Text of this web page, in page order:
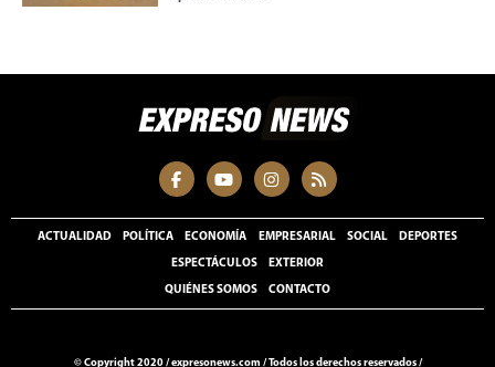
ACTUALIDAD POLÍTICA ECONOMÍA EMPRESARIAL SOCIAL DEPORTES
ESPECTÁCULOS EXTERIOR
QUIÉNES SOMOS CONTACTO
© Copyright 2020 /expresonews.com /Todos los derechos reservados /